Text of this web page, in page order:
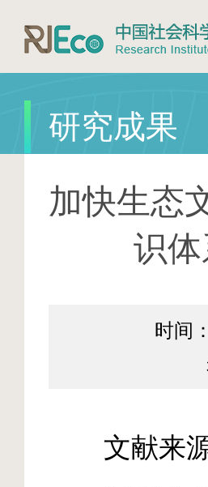
研究成果
加快生态
识
时间
文献来